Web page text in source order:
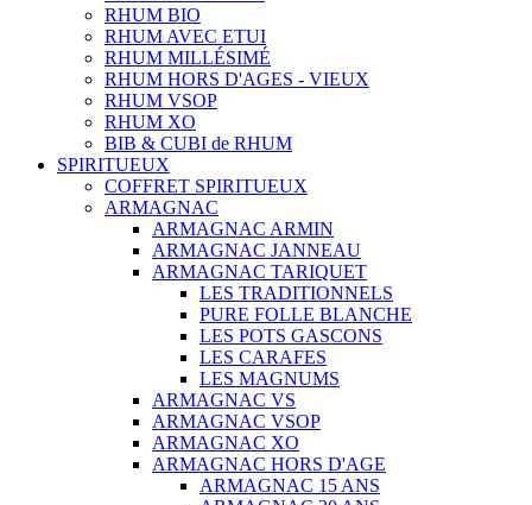
RHUM BIO
RHUM AVEC ETUI
RHUM MILLÉSIMÉ
RHUM HORS D'AGES - VIEUX
RHUM VSOP
RHUM XO
BIB & CUBI de RHUM
SPIRITUEUX
COFFRET SPIRITUEUX
ARMAGNAC
ARMAGNAC ARMIN
ARMAGNAC JANNEAU
ARMAGNAC TARIQUET
LES TRADITIONNELS
PURE FOLLE BLANCHE
LES POTS GASCONS
LES CARAFES
LES MAGNUMS
ARMAGNAC VS
ARMAGNAC VSOP
ARMAGNAC XO
ARMAGNAC HORS D'AGE
ARMAGNAC 15 ANS